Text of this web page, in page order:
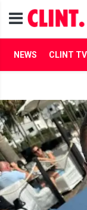
NEWS CLINT TV